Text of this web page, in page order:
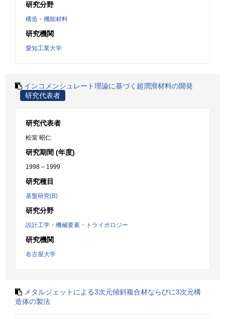
研究分野
構造・機能材料
研究機関
愛知工業大学
インコメンシュレート理論に基づく超潤滑材料の開発
研究代表者
研究代表者
松室 昭仁
研究期間 (年度)
1998 – 1999
研究種目
基盤研究(B)
研究分野
設計工学・機械要素・トライボロジー
研究機関
名古屋大学
メタルジェットによる3次元傾斜複合材ならびに3次元構
造体の製法